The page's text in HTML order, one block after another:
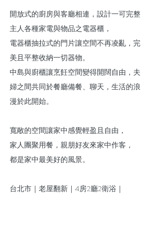
開放式的廚房與客廳相連，設計一可完整
主人各種家電與物品之電器櫃，
電器櫃抽拉式的門片讓空間不再凌亂，完
美且平整收納一切器物。
中島與廚櫃讓烹飪空間變得開闊自由，夫
婦之間共同於餐廳備餐、聊天，生活的浪
漫於此開始。
寬敞的空間讓家中感覺輕盈且自由，
家人團聚用餐，親朋好友來家中作客，
都是家中最美好的風景。
台北市｜老屋翻新｜4房2廳2衛浴｜